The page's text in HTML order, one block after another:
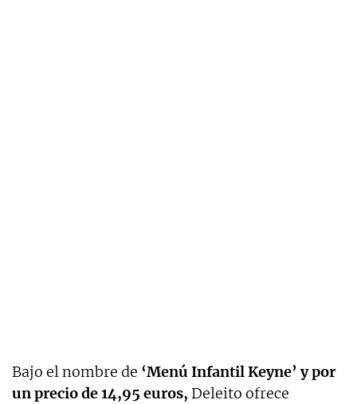
Bajo el nombre de ‘Menú Infantil Keyne’ y por
un precio de 14,95 euros, Deleito ofrece